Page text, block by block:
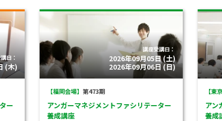
日：
(木)
ー
講座受講日：
2026年09月05日 (土)
2026年09月06日 (日)
【福岡会場】 第473期
アンガーマネジメントファシリテーター
養成講座
【東
アン
養成